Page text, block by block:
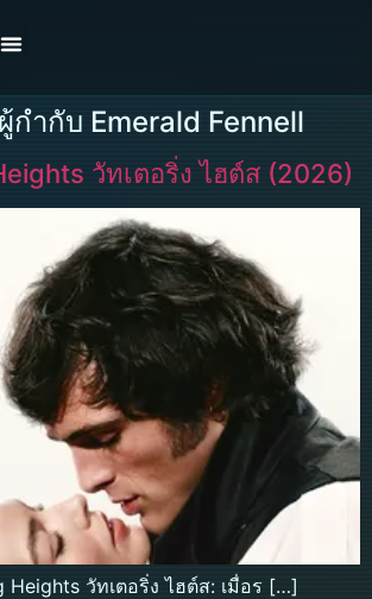
ผู้กำกับ Emerald Fennell
วัทเตอริ่ง ไฮต์ส (2026)
Heights วัทเตอริ่ง ไฮต์ส: เมื่อร […]